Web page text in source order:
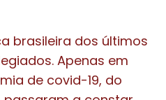
brasileira dos últimos
Apenas em
de covid-19, do